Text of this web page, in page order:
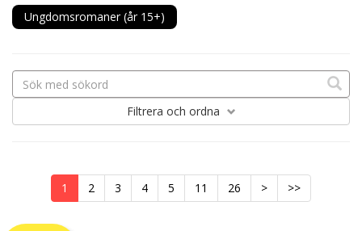
Ungdomsromaner (år 15+)
Filtrera och ordna
1 2 3 4 5 11 26 > >>